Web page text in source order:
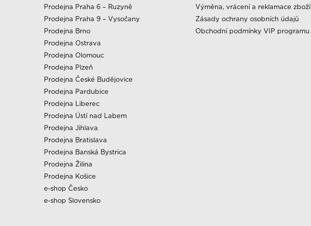
Prodejna Praha 6 – Ruzyně
Prodejna Praha 9 – Vysočany
Prodejna Brno
Prodejna Ostrava
Prodejna Olomouc
Prodejna Plzeň
Prodejna České Budějovice
Prodejna Pardubice
Prodejna Liberec
Prodejna Ústí nad Labem
Prodejna Jihlava
Prodejna Bratislava
Prodejna Banská Bystrica
Prodejna Žilina
Prodejna Košice
e-shop Česko
e-shop Slovensko
Výměna, vrácení a reklamace zboží
Zásady ochrany osobních údajů
Obchodní podmínky VIP programu